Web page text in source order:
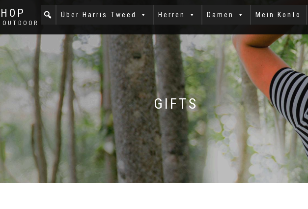
Über Harris Tweed Herren Damen Mein Konto
GIFTS